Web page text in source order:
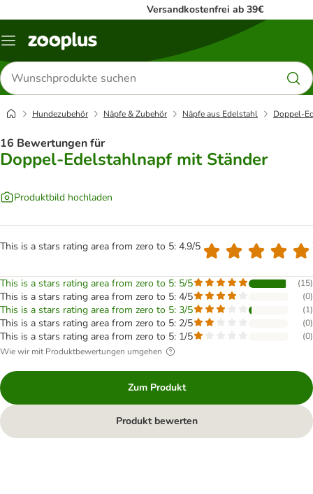
Versandkostenfrei ab 39€
Menü
Produkte
suchen
Hundezubehör Näpfe & Zubehör Näpfe aus Edelstahl Doppel-
16 Bewertungen für
Doppel-Edelstahlnapf mit Ständer
Produktbild hochladen
This is a stars rating area from zero to 5: 4.9/5
This is a stars rating area from zero to 5: 5/5 (15)
This is a stars rating area from zero to 5: 4/5 (0)
This is a stars rating area from zero to 5: 3/5 (1)
This is a stars rating area from zero to 5: 2/5 (0)
This is a stars rating area from zero to 5: 1/5 (0)
Wie wir mit Produktbewertungen umgehen
Zum Produkt
Produkt bewerten